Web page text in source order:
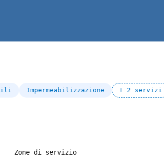
Impermeabilizzazione + 2 servizi
Zone di servizio